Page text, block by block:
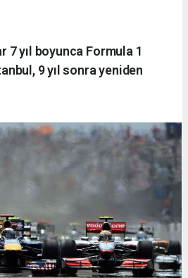
7 yıl boyunca Formula 1
9 yıl sonra yeniden